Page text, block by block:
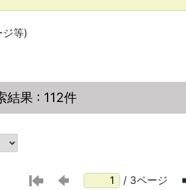
ジ等)
結果 : 112件
/ 3ページ